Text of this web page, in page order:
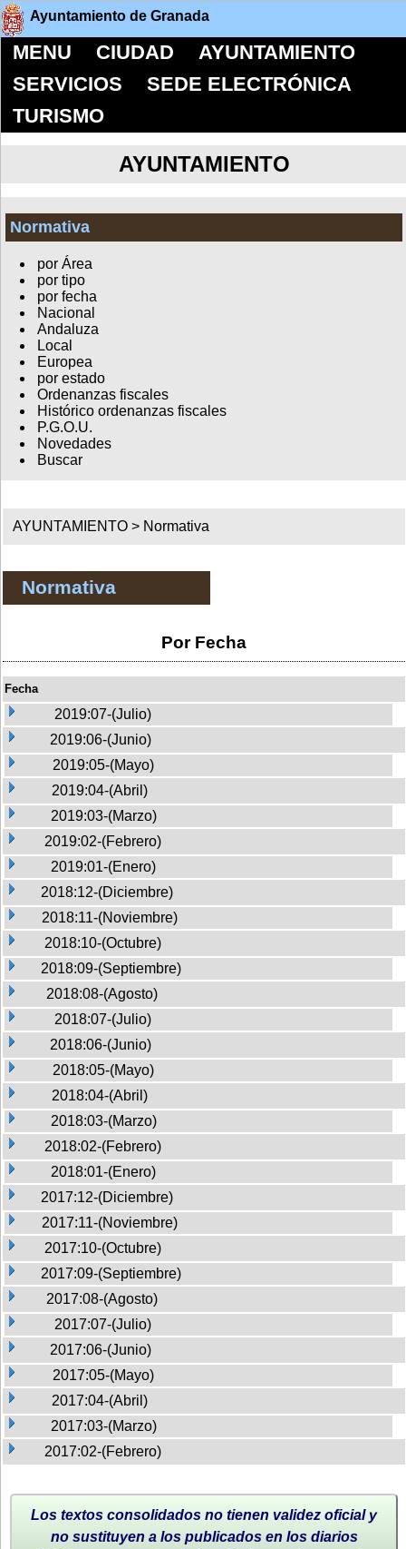
Ayuntamiento de Granada
MENU CIUDAD
AYUNTAMIENTO
SERVICIOS
SEDE ELECTRÓNICA
TURISMO
AYUNTAMIENTO
Normativa
por Área
por tipo
por fecha
Nacional
Andaluza
Local
Europea
por estado
Ordenanzas fiscales
Histórico ordenanzas fiscales
P.G.O.U.
Novedades
Buscar
AYUNTAMIENTO > Normativa
Normativa
Por Fecha
Fecha
2019:07-(Julio)
2019:06-(Junio)
2019:05-(Mayo)
2019:04-(Abril)
2019:03-(Marzo)
2019:02-(Febrero)
2019:01-(Enero)
2018:12-(Diciembre)
2018:11-(Noviembre)
2018:10-(Octubre)
2018:09-(Septiembre)
2018:08-(Agosto)
2018:07-(Julio)
2018:06-(Junio)
2018:05-(Mayo)
2018:04-(Abril)
2018:03-(Marzo)
2018:02-(Febrero)
2018:01-(Enero)
2017:12-(Diciembre)
2017:11-(Noviembre)
2017:10-(Octubre)
2017:09-(Septiembre)
2017:08-(Agosto)
2017:07-(Julio)
2017:06-(Junio)
2017:05-(Mayo)
2017:04-(Abril)
2017:03-(Marzo)
2017:02-(Febrero)
Los textos consolidados no tienen validez oficial y
no sustituyen a los publicados en los diarios